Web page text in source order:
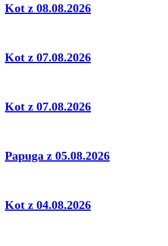
Kot z 08.08.2026
Kot z 07.08.2026
Kot z 07.08.2026
Papuga z 05.08.2026
Kot z 04.08.2026